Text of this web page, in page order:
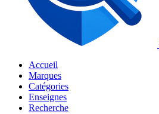
Accueil
Marques
Catégories
Enseignes
Recherche